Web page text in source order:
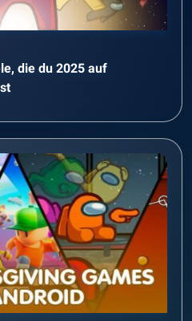
die du 2025 auf